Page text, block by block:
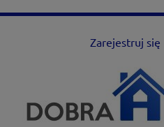
Zarejestruj się